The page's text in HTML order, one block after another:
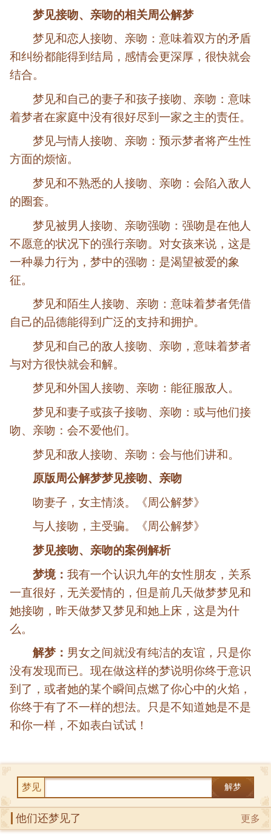
梦见接吻、亲吻的相关周公解梦
梦见和恋人接吻、亲吻：意味着双方的矛盾
和纠纷都能得到结局，感情会更深厚，很快就会
结合。
梦见和自己的妻子和孩子接吻、亲吻：意味
着梦者在家庭中没有很好尽到一家之主的责任。
梦见与情人接吻、亲吻：预示梦者将产生性
方面的烦恼。
梦见和不熟悉的人接吻、亲吻：会陷入敌人
的圈套。
梦见被男人接吻、亲吻强吻：强吻是在他人
不愿意的状况下的强行亲吻。对女孩来说，这是
一种暴力行为，梦中的强吻：是渴望被爱的象
征。
梦见和陌生人接吻、亲吻：意味着梦者凭借
自己的品德能得到广泛的支持和拥护。
梦见和自己的敌人接吻、亲吻，意味着梦者
与对方很快就会和解。
梦见和外国人接吻、亲吻：能征服敌人。
梦见和妻子或孩子接吻、亲吻：或与他们接
吻、亲吻：会不爱他们。
梦见和敌人接吻、亲吻：会与他们讲和。
原版周公解梦梦见接吻、亲吻
吻妻子，女主情淡。《周公解梦》
与人接吻，主受骗。《周公解梦》
梦见接吻、亲吻的案例解析
梦境：我有一个认识九年的女性朋友，关系
一直很好，无关爱情的，但是前几天做梦梦见和
她接吻，昨天做梦又梦见和她上床，这是为什
么。
解梦： 男女之间就没有纯洁的友谊，只是你
没有发现而已。现在做这样的梦说明你终于意识
到了，或者她的某个瞬间点燃了你心中的火焰，
你终于有了不一样的想法。只是不知道她是不是
和你一样，不如表白试试！
梦见 解梦
更多
他们还梦见了